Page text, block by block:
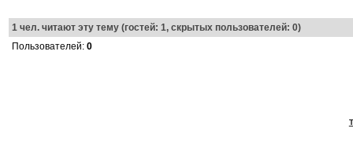
1чел. читают эту тему (гостей: 1, скрытых пользователей: 0)
Пользователей: 0